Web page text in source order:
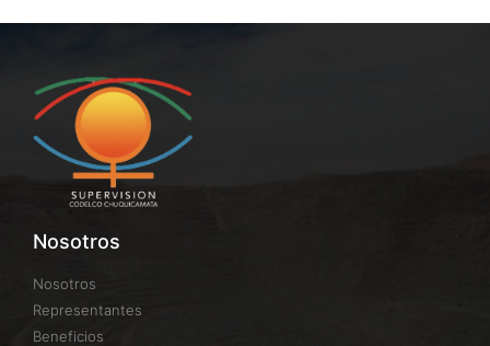
Nosotros
Nosotros
Representantes
Beneficios